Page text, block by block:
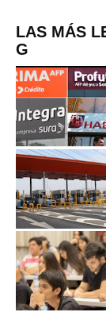
LAS MÁS
G